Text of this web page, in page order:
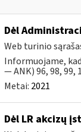
Dėl
Web turinio
Informuojame,
— ANK) 96, 98, 99,
Metai: 2021
Dėl LR akcizų